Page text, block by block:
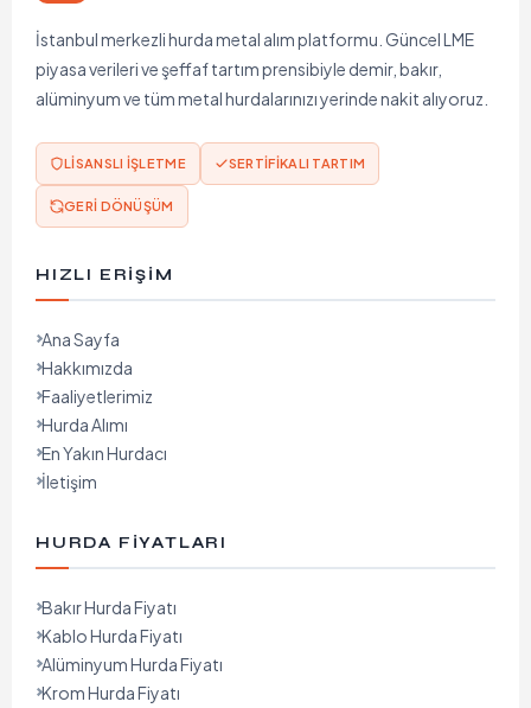
İstanbul merkezli hurda metal alım platformu. Güncel LME
piyasa verileri ve şeffaf tartım prensibiyle demir, bakır,
alüminyum ve tüm metal hurdalarınızı yerinde nakit alıyoruz.
LISANSLI İŞLETME SERTIFIKALI TARTIM
GERI DÖNÜŞÜM
HIZLI ERIŞIM
Ana Sayfa
Hakkımızda
Faaliyetlerimiz
Hurda Alımı
En Yakın Hurdacı
İletişim
HURDA FIYATLARI
Bakır Hurda Fiyatı
Kablo Hurda Fiyatı
Alüminyum Hurda Fiyatı
Krom Hurda Fiyatı